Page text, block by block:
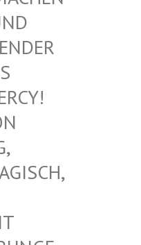
E
S
I
A
W